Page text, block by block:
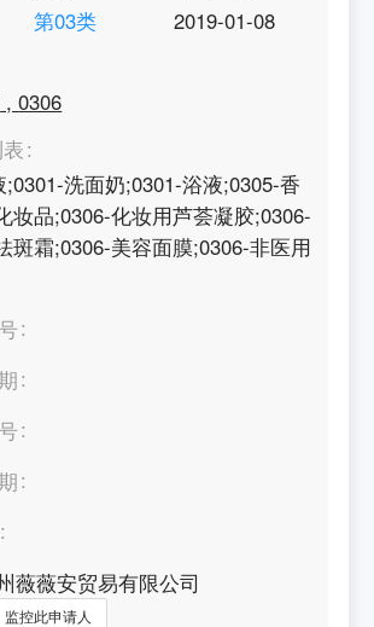
第03类
2019-01-08
,0306
洗面奶;0301-浴液;0305-香
妆品;0306-化妆用芦荟凝胶;0306-
斑霜;0306-美容面膜;0306-非医用
薇薇安贸易有限公司
监控此申请人